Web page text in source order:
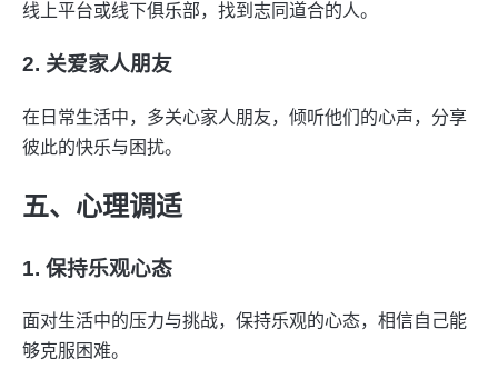
线上平台或线下俱乐部，找到志同道合的人。
2. 关爱家人朋友
在日常生活中，多关心家人朋友，倾听他们的心声，分享
彼此的快乐与困扰。
五、心理调适
1. 保持乐观心态
面对生活中的压力与挑战，保持乐观的心态，相信自己能
够克服困难。